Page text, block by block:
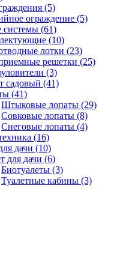
(5)
ограждение (5)
(61)
(10)
лотки (23)
решетки (25)
(3)
садовый (41)
(41)
Штыковые лопаты (29)
Совковые лопаты (8)
Снеговые лопаты (4)
(16)
дачи (10)
для дачи (6)
Биотуалеты (3)
Туалетные кабины (3)